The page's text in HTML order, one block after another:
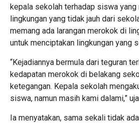
kepala sekolah terhadap siswa
lingkungan yang tidak jauh dari
memang ada larangan merokok di
untuk menciptakan lingkungan yang
“Kejadiannya bermula dari teguran
kedapatan merokok di belakang
ketegangan. Kepala sekolah
siswa, namun masih kami dalami,”
Ia menyatakan, sama sekali tidak